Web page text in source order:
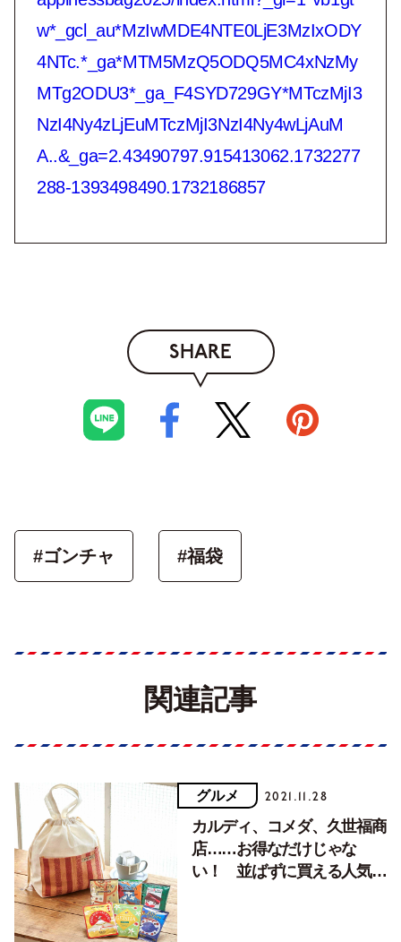
w*_gcl_au*MzIwMDE4NTE0LjE3MzIxODY
4NTc.*_ga*MTM5MzQ5ODQ5MC4xNzMy
MTg2ODU3*_ga_F4SYD729GY*MTczMjI3
NzI4Ny4zLjEuMTczMjI3NzI4Ny4wLjAuM
A..&_ga=2.43490797.915413062.1732277
288-1393498490.1732186857
SHARE
#ゴンチャ #福袋
関連記事
グルメ 2021.11.28
カルディ、コメダ、久世福商
店……お得なだけじゃな
い！ 並ばずに買える人気フ